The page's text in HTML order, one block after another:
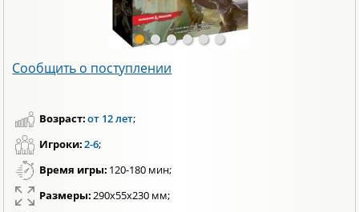
Сообщить о поступлении
Возраст:от 12 лет;
Игроки:2-6;
Время игры: 120-180 мин;
Размеры:290х55х230 мм;